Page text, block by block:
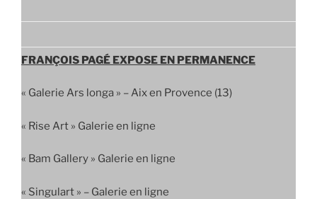
FRANÇOIS PAGÉ EXPOSE EN PERMANENCE
« Galerie Ars longa » – Aix en Provence (13)
« Rise Art » Galerie en ligne
« Bam Gallery » Galerie en ligne
« Singulart » – Galerie en ligne